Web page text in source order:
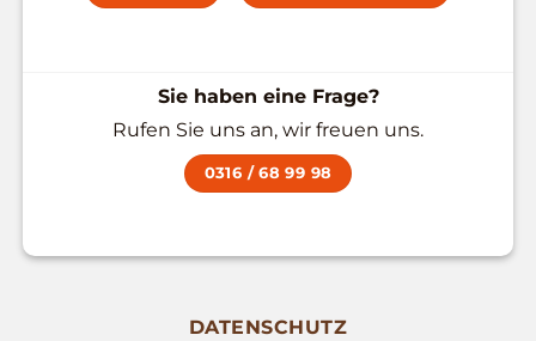
Sie haben eine Frage?
Rufen Sie uns an, wir freuen uns.
0316 / 68 99 98
DATENSCHUTZ